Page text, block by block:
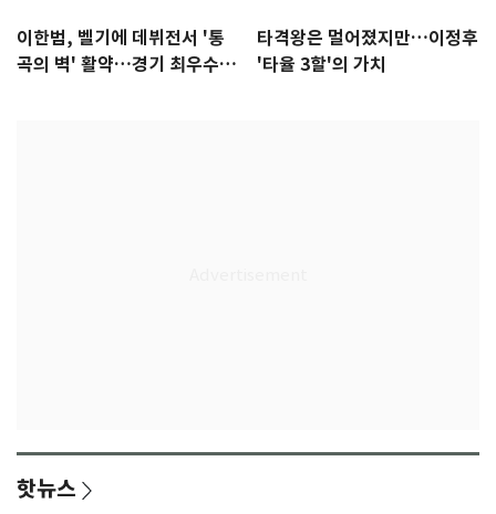
이한범, 벨기에 데뷔전서 '통
곡의 벽' 활약…경기 최우수선
타격왕은 멀어졌지만…이정후
'타율 3할'의 가치
핫뉴스